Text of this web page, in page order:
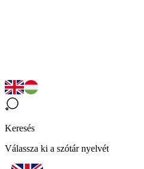
Keresés
Válassza ki a szótár nyelvét